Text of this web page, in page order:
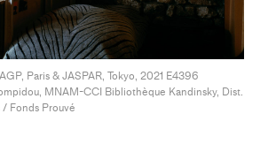
Paris & JASPAR, Tokyo, 2021 E4396
MNAM-CCI Bibliothèque Kandinsky, Dist.
Fonds Prouvé